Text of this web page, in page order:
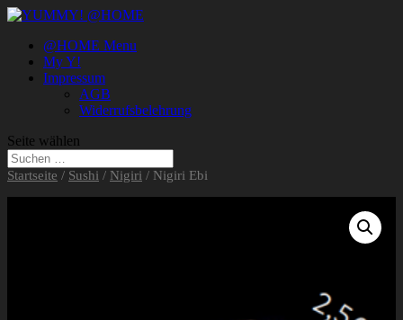
@HOME Menu
My Y!
Impressum
AGB
Widerrufsbelehrung
Seite wählen
Startseite / Sushi / Nigiri / Nigiri Ebi